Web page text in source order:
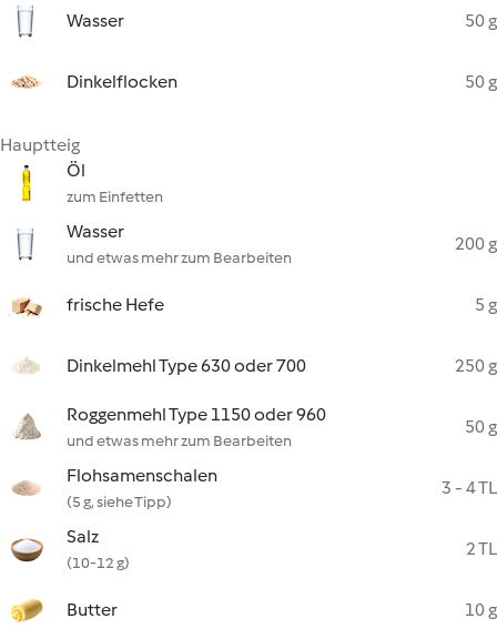
Wasser
50 g
Dinkelflocken 50 g
Hauptteig
Öl
zum Einfetten
Wasser
und etwas mehr zum Bearbeiten
200 g
frische Hefe 5 g
Dinkelmehl Type 630 oder 700 250 g
Roggenmehl Type 1150 oder 960
und etwas mehr zum Bearbeiten
50 g
Flohsamenschalen
(5 g, siehe Tipp)
3 - 4 TL
Salz
(10-12 g)
2 TL
Butter 10 g